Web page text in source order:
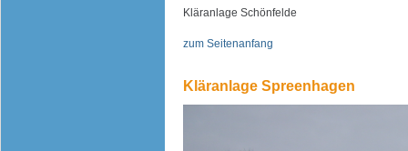
Kläranlage Schönfelde
zum Seitenanfang
Kläranlage Spreenhagen